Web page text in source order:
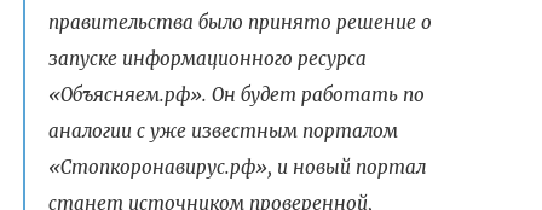
правительства было принято решение о
запуске информационного ресурса
«Объясняем.рф». Он будет работать по
аналогии с уже известным порталом
«Стопкоронавирус.рф», и новый портал
станет источником проверенной,